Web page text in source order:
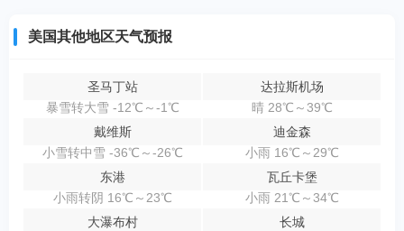
美国其他地区天气预报
圣马丁站
暴雪转大雪 -12℃～-1℃
达拉斯机场
晴 28℃～39℃
戴维斯
小雪转中雪 -36℃～-26℃
迪金森
小雨 16℃～29℃
东港
小雨转阴 16℃～23℃
瓦丘卡堡
小雨 21℃～34℃
大瀑布村
长城